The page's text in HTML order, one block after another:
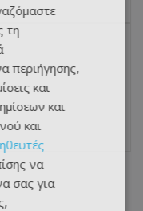
τη
περιήγησης,
και
και
και
να
σας για